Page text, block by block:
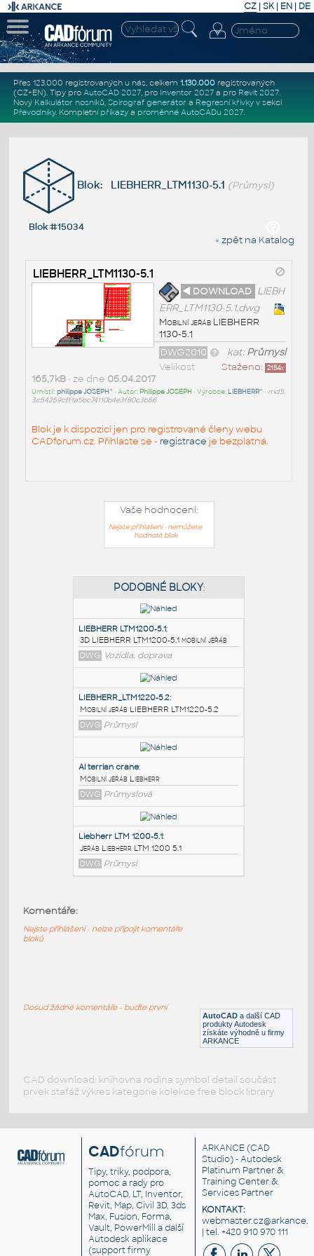
CZ | SK| EN | DE
Přes 123.000 registrovaných u nás, celkem 1.130.000registrovaných
(CZ+EN). Tipy pro AutoCAD 2027, pro Inventor 2027a pro Revit 2027.
Nový Kalkulátor nosníků, Spirograf generátor a Regresní křivkyv sekci
Převodníky. Kompletní příkazya proměnné AutoCADu 2027.
Blok: LIEBHERR_LTM1130-5.1 (Průmysl)
Blok #15034
« zpět na Katalog
LIEBHERR_LTM1130-5.1
◄ DOWNLOAD LIEBH
ERR_LTM1130-5.1.dwg
Mobilní jeřáb LIEBHERR
1130-5.1
kat:Průmysl
DWG2010
Staženo: 2154x
Velikost
165,7kB• ze dne 05.04.2017
Umístil:philippe JOSEPH^ • Autor: Philippe JOSEPH • Výrobce: LIEBHERR^ • md5:
3c54259cff1a5bc74110b4e3f80c3b56
Blok je k dispozici jen pro registrované členy webu
CADforum.cz. Přihlaste se - registrace je bezplatná.
Vaše hodnocení:
Nejste přihlášeni - nemůžete
hodnotit blok
PODOBNÉ BLOKY:
LIEBHERR LTM1200-5.1:
3D LIEBHERR LTM1200-5.1 mobilní jeřáb
DWG Vozidla, doprava
LIEBHERR_LTM1220-5.2
Mobilní jeřáb LIEBHERR LTM1220-5.2
DWG Průmysl
DWG Průmyslová
AutoCAD a další CAD
produkty Autodesk
získáte výhodně u firmy
ARKANCE
Komentáře:
Nejste přihlášeni - nelze připojit komentáře
bloků
Dosud žádné komentáře - buďte první
CAD download: knihovna rodina symbol detail součást
prvek stafáž výkres kategorie kolekce free block library
CADfórum
Tipy, triky, podpora,
pomoc a rady pro
AutoCAD, LT, Inventor,
Revit, Map, Civil 3D, 3ds
Max, Fusion, Forma,
Vault, PowerMill a další
Autodesk aplikace
(support firmy
ARKANCE (CAD
Studio) - Autodesk
Platinum Partner &
Training Center &
Services Partner
KONTAKT:
| tel. +420 910 970 111